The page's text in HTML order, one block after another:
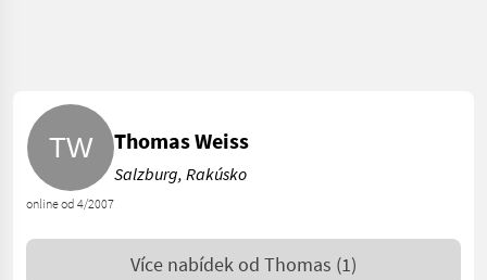
online od 4/2007
Thomas Weiss
Salzburg, Rakúsko
Více nabídek od Thomas (1)